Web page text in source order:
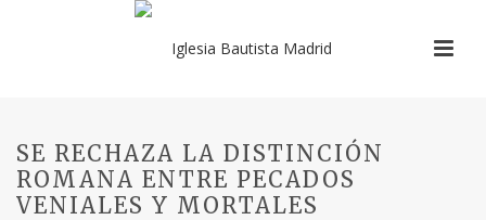
SE RECHAZA LA DISTINCIÓN
ROMANA ENTRE PECADOS
VENIALES Y MORTALES